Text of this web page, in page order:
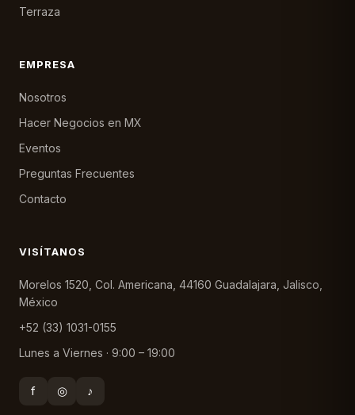
Terraza
EMPRESA
Nosotros
Hacer Negocios en MX
Eventos
Preguntas Frecuentes
Contacto
VISÍTANOS
Morelos 1520, Col. Americana, 44160 Guadalajara, Jalisco,
México
+52 (33) 1031-0155
Lunes a Viernes · 9:00 – 19:00
f ◎ ♪